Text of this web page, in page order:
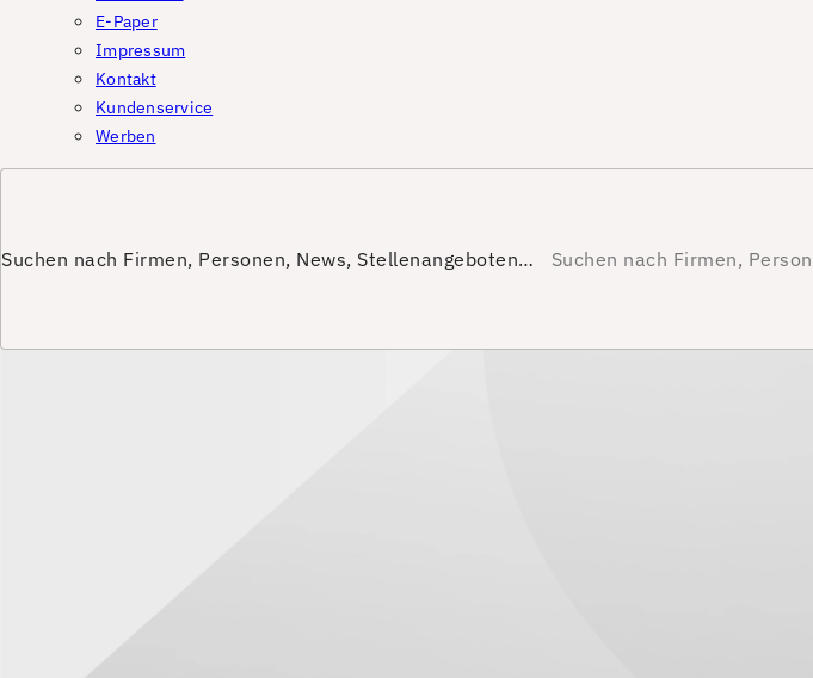
E-Paper
Impressum
Kontakt
Kundenservice
Werben
Suchen nach Firmen, Personen, News, Stellenangeboten…